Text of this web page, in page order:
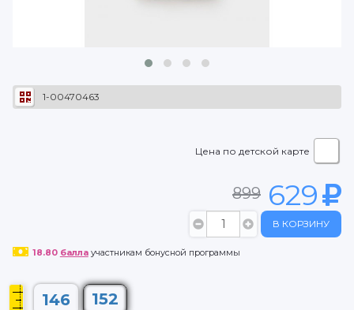
1-00470463
Цена по детской карте
899 629
В КОРЗИНУ
18.80 баллаучастникам бонусной программы
146 152